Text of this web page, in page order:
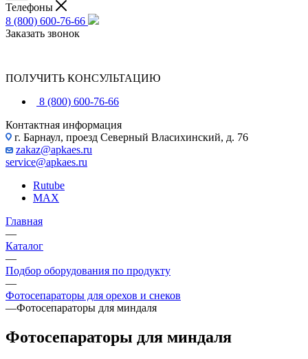
Телефоны
8 (800) 600-76-66
Заказать звонок
ПОЛУЧИТЬ КОНСУЛЬТАЦИЮ
8 (800) 600-76-66
Контактная информация
г. Барнаул, проезд Северный Власихинский, д. 76
zakaz@apkaes.ru
service@apkaes.ru
Rutube
MAX
Главная
—
Каталог
—
Подбор оборудования по продукту
—
Фотосепараторы для орехов и снеков
—Фотосепараторы для миндаля
Фотосепараторы для миндаля